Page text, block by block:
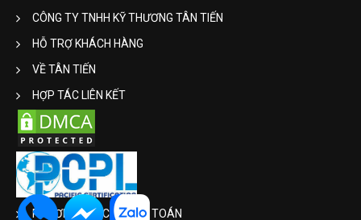
Newsletter:
CÔNG TY TNHH KỸ THƯƠNG TÂN TIẾN
HỖ TRỢ KHÁCH HÀNG
VỀ TÂN TIẾN
HỢP TÁC LIÊN KẾT
PHƯƠNG THỨC THANH TOÁN